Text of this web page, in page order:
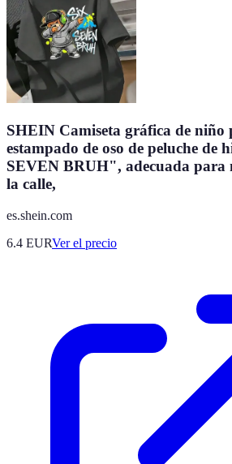
SHEIN Camiseta gráfica de niño
estampado de oso de peluche de
SEVEN BRUH", adecuada para
la calle,
es.shein.com
6.4 EURVer el precio